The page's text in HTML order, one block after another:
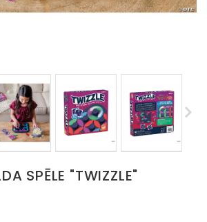
SPĒLE "TWIZZLE"